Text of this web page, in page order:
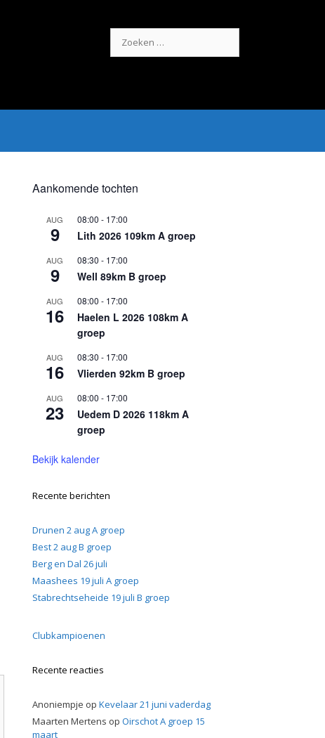
naar:
Aankomende tochten
AUG
9
08:00 - 17:00
Lith 2026 109km A groep
AUG
9
08:30 - 17:00
Well 89km B groep
AUG
16
08:00 - 17:00
Haelen L 2026 108km A
groep
AUG
16
08:30 - 17:00
Vlierden 92km B groep
AUG
23
08:00 - 17:00
Uedem D 2026 118km A
groep
Bekijk kalender
Recente berichten
Drunen 2 aug A groep
Best 2 aug B groep
Berg en Dal 26 juli
Maashees 19 juli A groep
Stabrechtseheide 19 juli B groep
Clubkampioenen
Recente reacties
Anoniempje op Kevelaar 21 juni vaderdag
Maarten Mertens op Oirschot A groep 15
maart